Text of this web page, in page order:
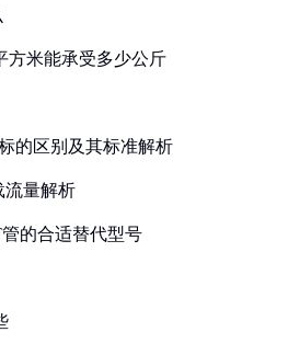
方米能承受多少公斤
的区别及其标准解析
流量解析
管的合适替代型号